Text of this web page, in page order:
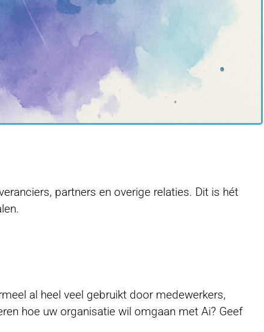
partners en overige relaties. Dit is hét
al heel veel gebruikt door medewerkers,
hoe uw organisatie wil omgaan met Ai? Geef